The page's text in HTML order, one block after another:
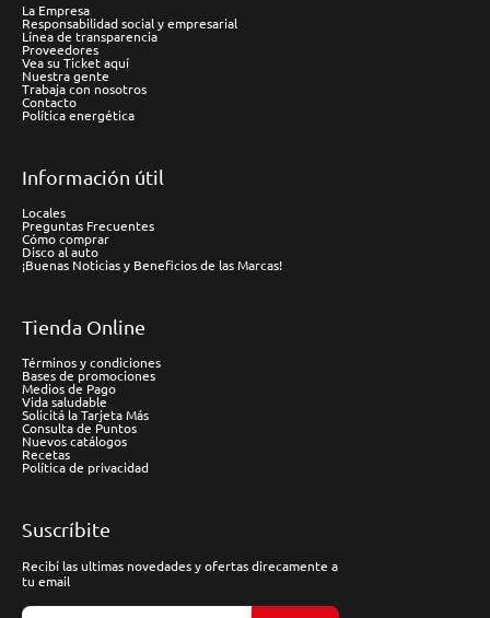
La Empresa
Responsabilidad social y empresarial
Línea de transparencia
Proveedores
Vea su Ticket aquí
Nuestra gente
Trabaja con nosotros
Contacto
Política energética
Información útil
Locales
Preguntas Frecuentes
Cómo comprar
Disco al auto
¡Buenas Noticias y Beneficios de las Marcas!
Tienda Online
Términos y condiciones
Bases de promociones
Medios de Pago
Vida saludable
Solicitá la Tarjeta Más
Consulta de Puntos
Nuevos catálogos
Recetas
Política de privacidad
Suscríbite
Recibí las ultimas novedades y ofertas direcamente a
tu email